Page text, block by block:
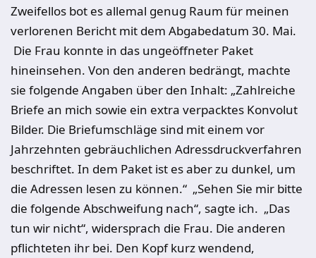
Zweifellos bot es allemal genug Raum für meinen
verlorenen Bericht mit dem Abgabedatum 30. Mai.
Die Frau konnte in das ungeöffneter Paket
hineinsehen. Von den anderen bedrängt, machte
sie folgende Angaben über den Inhalt: „Zahlreiche
Briefe an mich sowie ein extra verpacktes Konvolut
Bilder. Die Briefumschläge sind mit einem vor
Jahrzehnten gebräuchlichen Adressdruckverfahren
beschriftet. In dem Paket ist es aber zu dunkel, um
die Adressen lesen zu können.“ „Sehen Sie mir bitte
die folgende Abschweifung nach“, sagte ich. „Das
tun wir nicht“, widersprach die Frau. Die anderen
pflichteten ihr bei. Den Kopf kurz wendend,